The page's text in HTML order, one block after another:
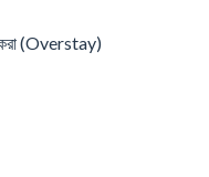
করা (Overstay)